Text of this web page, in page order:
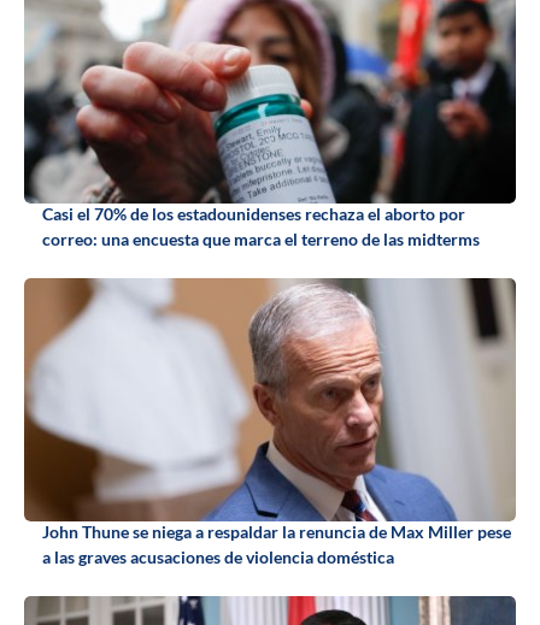
Casi el 70% de los estadounidenses rechaza el aborto por
correo: una encuesta que marca el terreno de las midterms
John Thune se niega a respaldar la renuncia de Max Miller pese
a las graves acusaciones de violencia doméstica